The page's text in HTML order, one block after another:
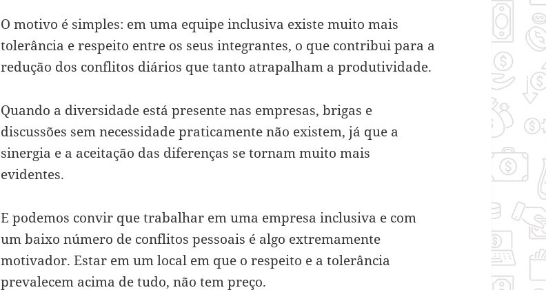
O motivo é simples: em uma equipe inclusiva existe muito mais
tolerância e respeito entre os seus integrantes, o que contribui para a
redução dos conflitos diários que tanto atrapalham a produtividade.
Quando a diversidade está presente nas empresas, brigas e
discussões sem necessidade praticamente não existem, já que a
sinergia e a aceitação das diferenças se tornam muito mais
evidentes.
E podemos convir que trabalhar em uma empresa inclusiva e com
um baixo número de conflitos pessoais é algo extremamente
motivador. Estar em um local em que o respeito e a tolerância
prevalecem acima de tudo, não tem preço.